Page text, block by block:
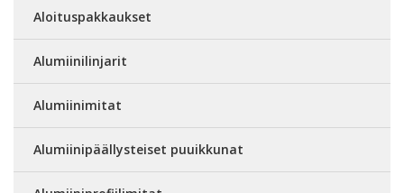
Aloituspakkaukset
Alumiinilinjarit
Alumiinimitat
Alumiinipäällysteiset puuikkunat